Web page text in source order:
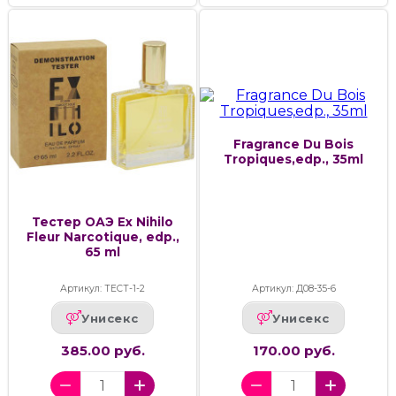
Тестер ОАЭ Ex Nihilo
Fleur Narcotique, edp.,
65 ml
Артикул: ТЕСТ-1-2
Унисекс
385.00 руб.
Fragrance Du Bois
Tropiques,edp., 35ml
Артикул: Д08-35-6
Унисекс
170.00 руб.